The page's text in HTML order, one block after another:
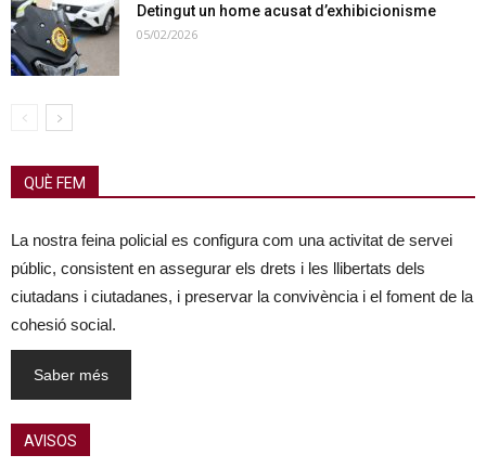
Detingut un home acusat d’exhibicionisme
05/02/2026
QUÈ FEM
La nostra feina policial es configura com una activitat de servei
públic, consistent en assegurar els drets i les llibertats dels
ciutadans i ciutadanes, i preservar la convivència i el foment de la
cohesió social.
Saber més
AVISOS